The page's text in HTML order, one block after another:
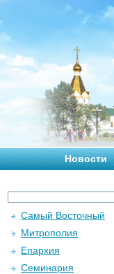
Новости
Самый Восточный
Митрополия
Епархия
Семинария